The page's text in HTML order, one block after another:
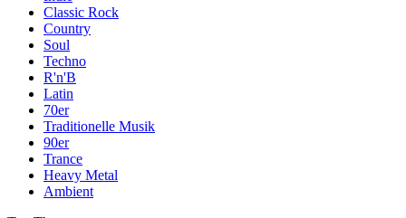
Classic Rock
Country
Soul
Techno
R'n'B
Latin
70er
Traditionelle Musik
90er
Trance
Heavy Metal
Ambient